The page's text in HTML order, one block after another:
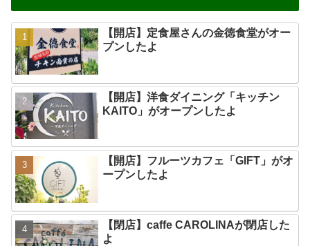
【開店】定食屋さんの金徳食堂がオー
プンしたよ
【開店】洋食ダイニング「キッチン
KAITO」がオープンしたよ
【開店】フルーツカフェ「GIFT」がオ
ープンしたよ
【閉店】caffe CAROLINAが閉店した
よ